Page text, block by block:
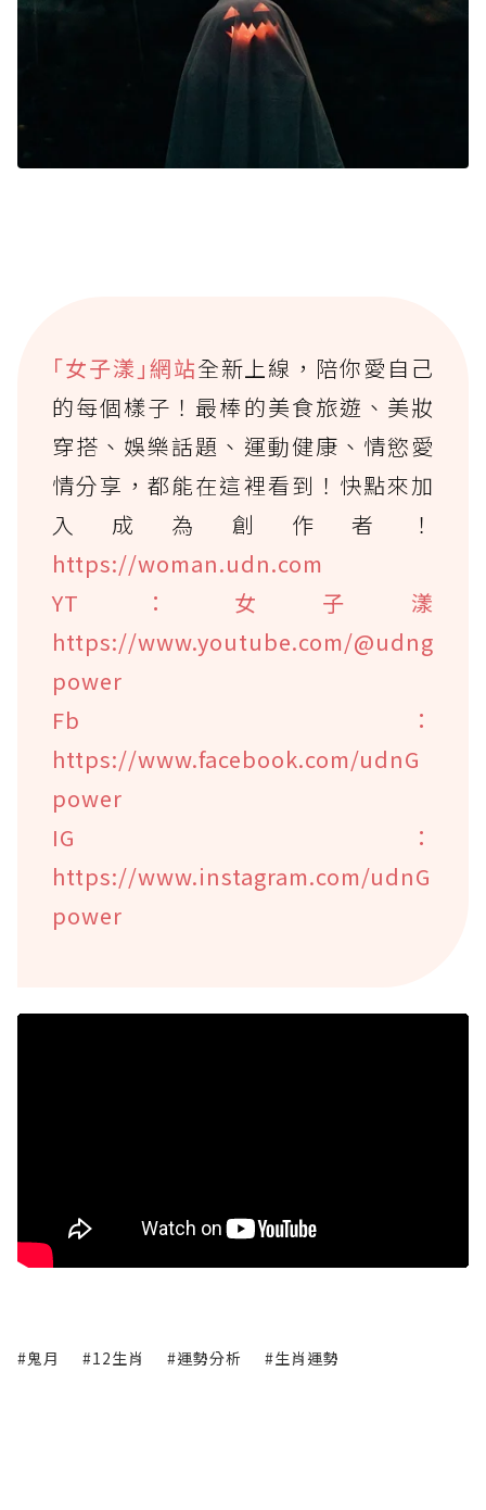
｢女子漾｣網站全新上線，陪你愛自己
的每個樣子！最棒的美食旅遊、美妝
穿搭、娛樂話題、運動健康、情慾愛
情分享，都能在這裡看到！快點來加
入成為創作者！
https://woman.udn.com
YT：女子漾
https://www.youtube.com/@udng
power
Fb：
https://www.facebook.com/udnG
power
IG：
https://www.instagram.com/udnG
power
#鬼月 #12生肖 #運勢分析 #生肖運勢